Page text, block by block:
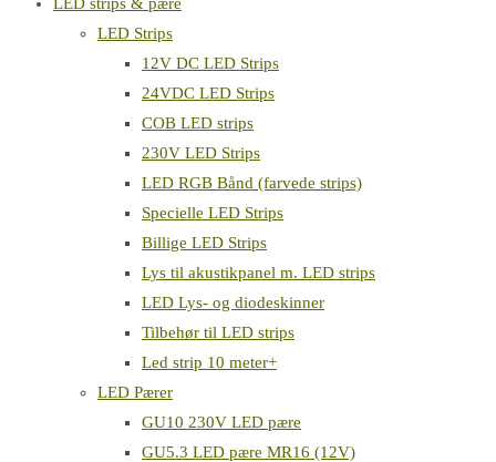
LED Strips
12V DC LED Strips
24VDC LED Strips
COB LED strips
230V LED Strips
LED RGB Bånd (farvede strips)
Specielle LED Strips
Billige LED Strips
Lys til akustikpanel m. LED strips
LED Lys- og diodeskinner
Tilbehør til LED strips
Led strip 10 meter+
LED Pærer
GU10 230V LED pære
GU5.3 LED pære MR16 (12V)